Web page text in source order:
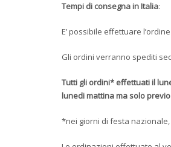
Tempi di consegna in Italia:
E’ possibile effettuare
Gli ordini verranno spediti
Tutti gli ordini* effettuati il
lunedi mattina ma solo
*nei giorni di festa